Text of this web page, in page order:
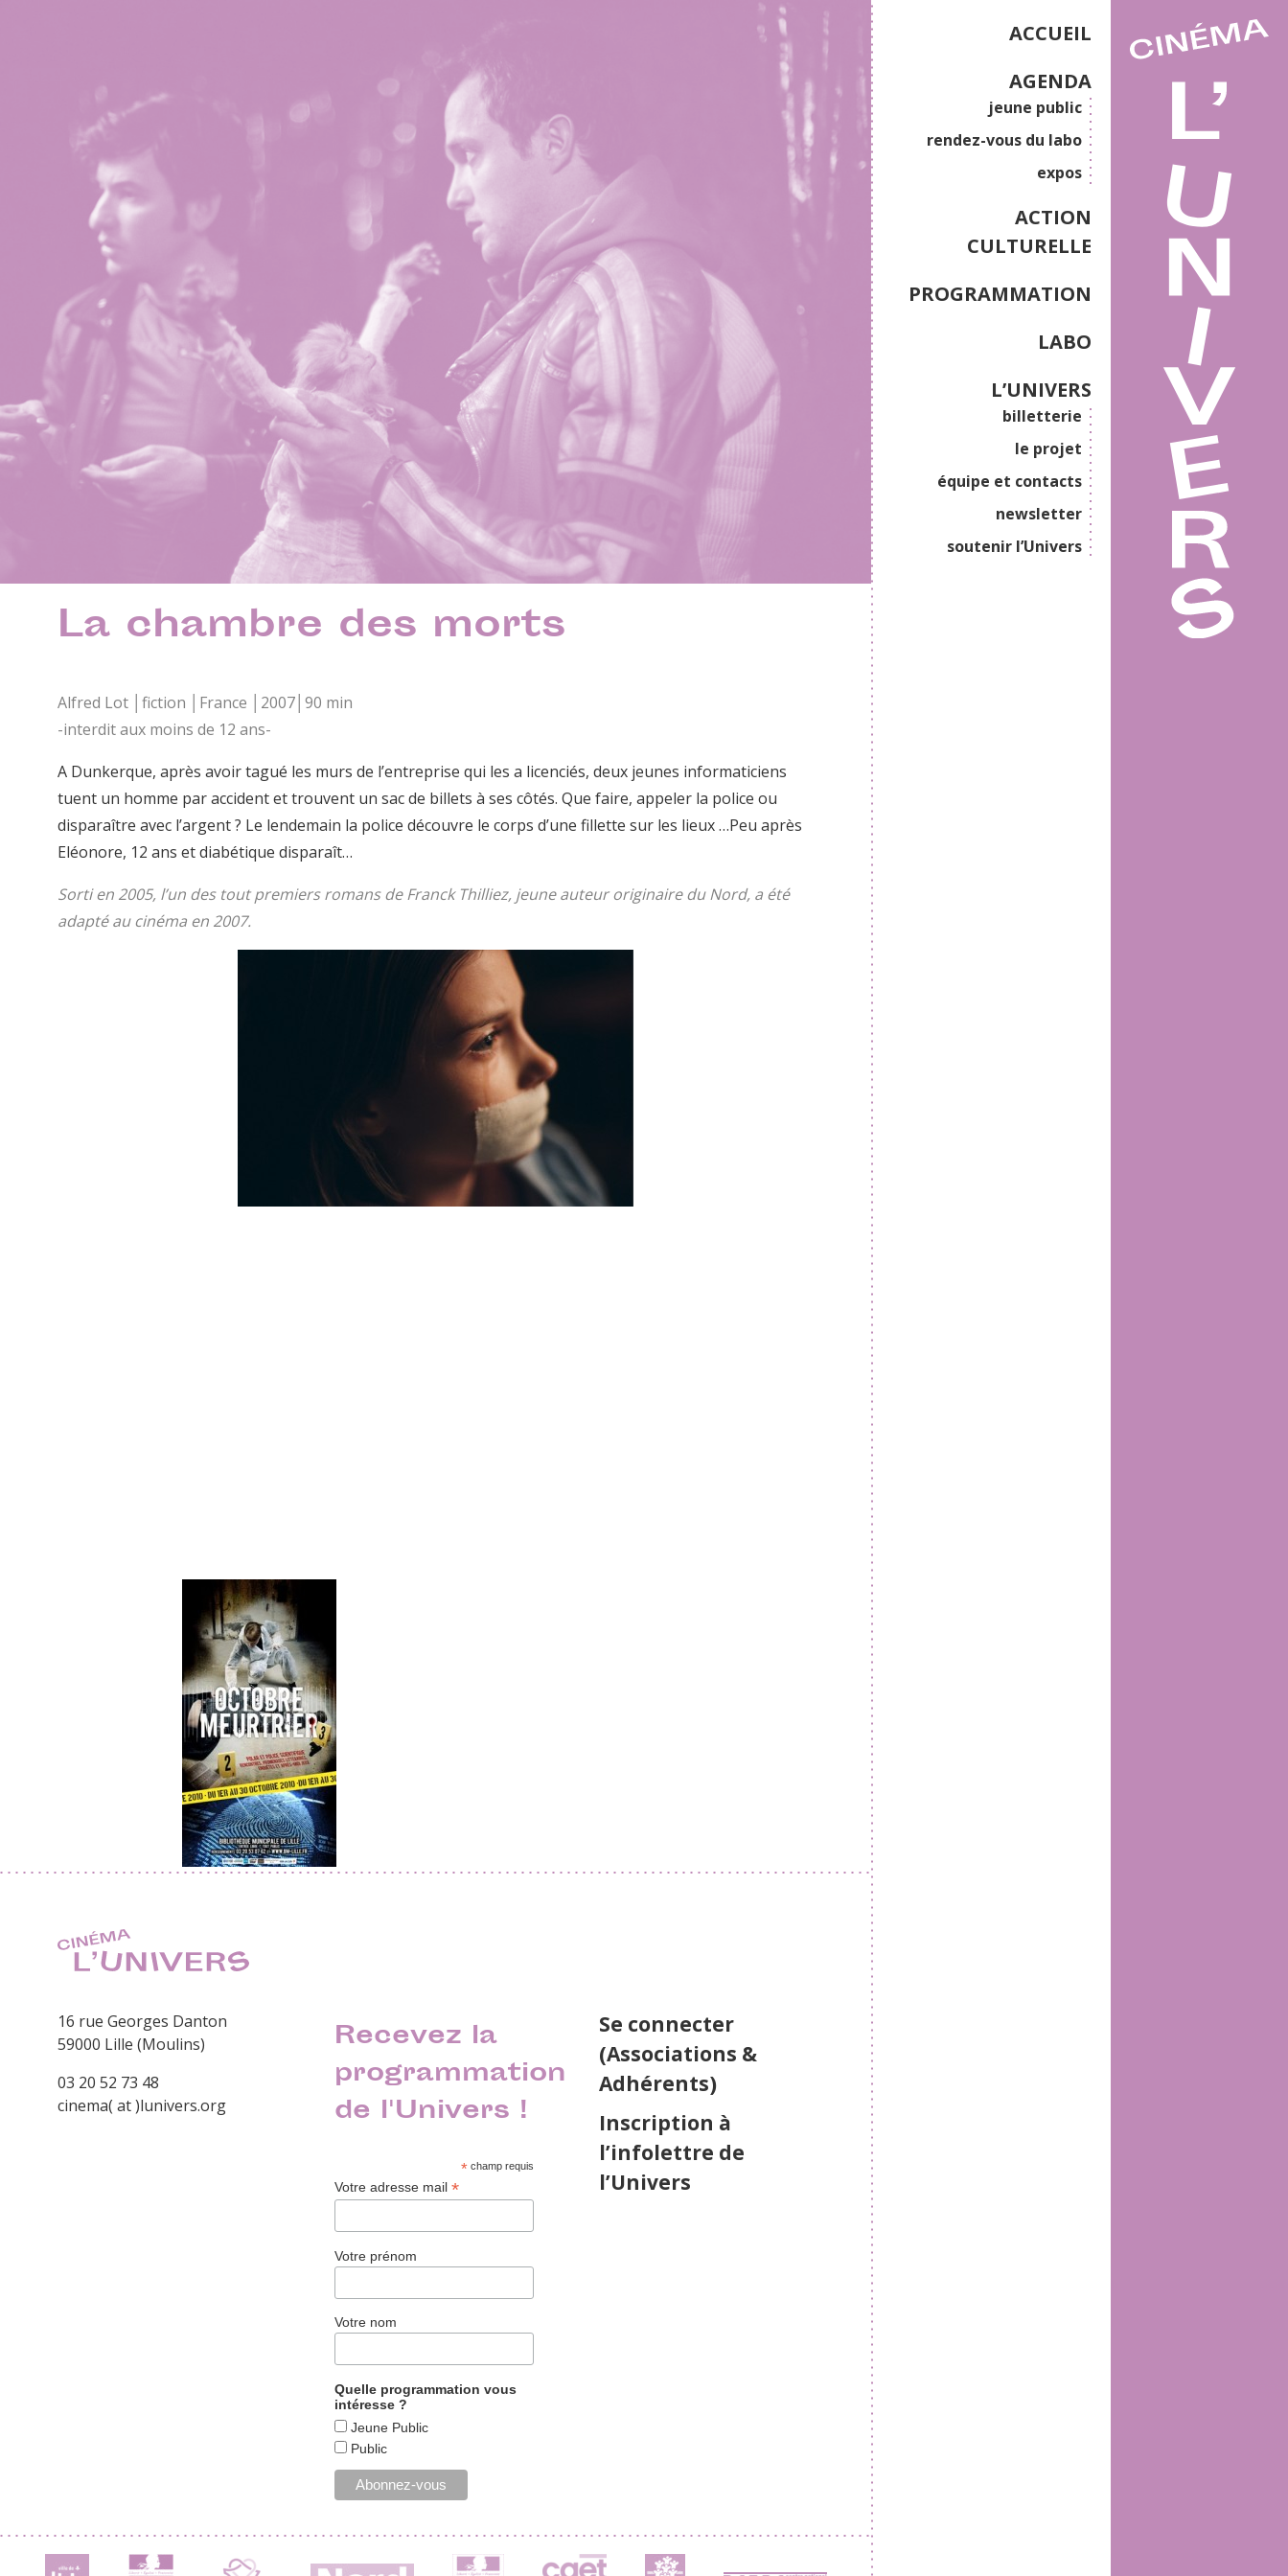
ACCUEIL
AGENDA
jeune public
rendez-vous du labo
expos
ACTION
CULTURELLE
PROGRAMMATION
LABO
L’UNIVERS
billetterie
le projet
équipe et contacts
newsletter
soutenir l’Univers
La chambre des morts
Alfred Lot │fiction │France │2007│90 min
-interdit aux moins de 12 ans-
A Dunkerque, après avoir tagué les murs de l’entreprise qui les a licenciés, deux jeunes informaticiens
tuent un homme par accident et trouvent un sac de billets à ses côtés. Que faire, appeler la police ou
disparaître avec l’argent ? Le lendemain la police découvre le corps d’une fillette sur les lieux …Peu après
Eléonore, 12 ans et diabétique disparaît…
Sorti en 2005, l’un des tout premiers romans de Franck Thilliez, jeune auteur originaire du Nord, a été
adapté au cinéma en 2007.
16 rue Georges Danton
59000 Lille (Moulins)
03 20 52 73 48
cinema( at )lunivers.org
Recevez la
programmation
de l'Univers !
*champ requis
Votre adresse mail*
Votre prénom
Votre nom
Quelle programmation vous
intéresse ?
Jeune Public
Public
Se connecter
(Associations &
Adhérents)
Inscription à
l’infolettre de
l’Univers